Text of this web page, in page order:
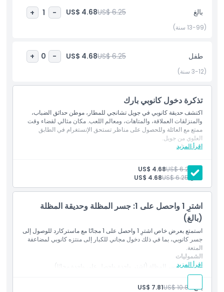
توقف مؤقتًا أثناء الترانزيت، أو تتسوق، أو تتجول لمشاهدة المعالم، فإن
جويل مطار تشانغي في سنغافورة يقدم تجربة غامرة لا تُنسى. الزيارة هنا
أمر لا بد منه لأي شخص يبحث عن أفضل معالم سنغافورة في موقع
أبرز المعالم
المتضمنات
سياسة الأطفال والبالغين
ساعات العمل
ما يجب معرفته
الموقع
كيفية الوصول إلى هناك
بالغ US$ 6.25
US$ 4.68
-
1
+
(13-99 سنة)
طفل US$ 6.25
US$ 4.68
-
0
+
(3-12 سنة)
تذكرة دخول كانوبي بارك
اكتشف حديقة كانوبي في جويل تشانجي للمطار، موطن حدائق الضباب،
والمنزلقات العملاقة، والمتاهات، ومعالم اللعب. مكان مثالي لقضاء وقت
ممتع مع العائلة وللحصول على مناظر تستحق الإنستغرام في الطابق
العلوي من جويل.
اقرأ المزيد
المتضمنات
استمتع بالمتاهات، وشبكات القفز، ومسارات الحدائق، والمنزلقات
العملاقة، والمزيد
مناسب لجميع الأعمار
بالغ: US$ 6.25
US$ 4.68
طفل: US$ 6.25
US$ 4.68
اشترِ 1 واحصل على 1: جسر المظلة وحديقة المظلة
(بالغ)
استمتع بعرض خاص اشترِ 1 واحصل على 1 مجانًا مع ماستركارد للوصول إلى
جسر كانوبي، بما في ذلك دخول مجاني للكبار إلى منتزه كانوبي لمضاعفة
المتعة.
اقرأ المزيد
الشموليات
٢× تذاكر جسر المظلة (اشترِ واحدة واحصل على واحدة مجانًا)
١× تذكرة دخول مجانية لمنتزه المظلة للكبار
صالح عند اختيار شخص بالغ واحد للحصول على دخولينبالغ:US$ 10.85
US$ 7.81